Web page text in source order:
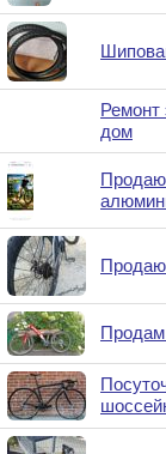
Ремонт
дом
Продаю